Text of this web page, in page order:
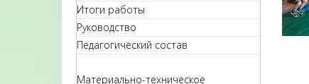
Итоги работы
Руководство
Педагогический состав
Материально-техническое